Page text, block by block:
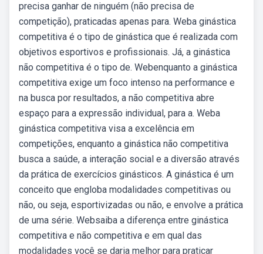
precisa ganhar de ninguém (não precisa de
competição), praticadas apenas para. Weba ginástica
competitiva é o tipo de ginástica que é realizada com
objetivos esportivos e profissionais. Já, a ginástica
não competitiva é o tipo de. Webenquanto a ginástica
competitiva exige um foco intenso na performance e
na busca por resultados, a não competitiva abre
espaço para a expressão individual, para a. Weba
ginástica competitiva visa a excelência em
competições, enquanto a ginástica não competitiva
busca a saúde, a interação social e a diversão através
da prática de exercícios ginásticos. A ginástica é um
conceito que engloba modalidades competitivas ou
não, ou seja, esportivizadas ou não, e envolve a prática
de uma série. Websaiba a diferença entre ginástica
competitiva e não competitiva e em qual das
modalidades você se daria melhor para praticar